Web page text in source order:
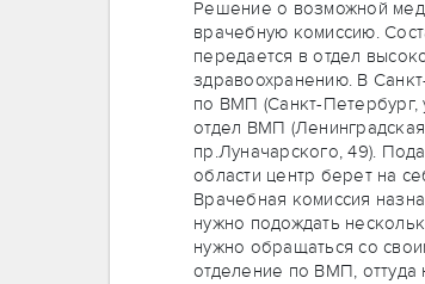
Решение о возможной
врачебную комиссию.
передается в отдел
здравоохранению. В
по ВМП (Санкт-Петербург,
отдел ВМП
пр.Луначарского, 49).
области центр берет на
Врачебная комиссия
нужно подождать
нужно обращаться со
отделение по ВМП, оттуда